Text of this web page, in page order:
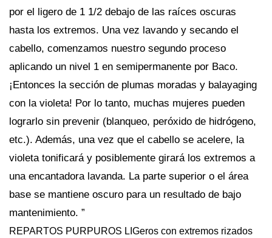
por el ligero de 1 1/2 debajo de las raíces oscuras
hasta los extremos. Una vez lavando y secando el
cabello, comenzamos nuestro segundo proceso
aplicando un nivel 1 en semipermanente por Baco.
¡Entonces la sección de plumas moradas y balayaging
con la violeta! Por lo tanto, muchas mujeres pueden
lograrlo sin prevenir (blanqueo, peróxido de hidrógeno,
etc.). Además, una vez que el cabello se acelere, la
violeta tonificará y posiblemente girará los extremos a
una encantadora lavanda. La parte superior o el área
base se mantiene oscuro para un resultado de bajo
mantenimiento. ”
REPARTOS PURPUROS LIGeros con extremos rizados